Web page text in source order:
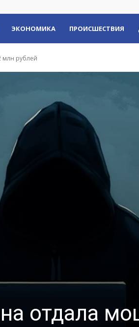
ЭКОНОМИКА ПРОИСШЕСТВИЯ
млн рублей
отдала